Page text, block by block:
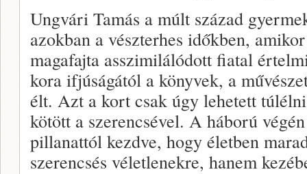
Ungvári Tamás a múlt század
azokban a vészterhes időkben,
magafajta asszimilálódott fiatal
kora ifjúságától a könyvek, a
élt. Azt a kort csak úgy lehetett
kötött a szerencsével. A háború
pillanattól kezdve, hogy életben
szerencsés véletlenekre, hanem